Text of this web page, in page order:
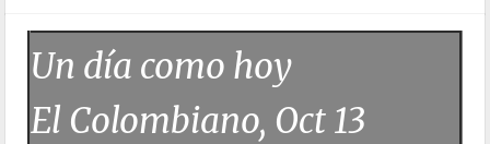
Un día como hoy
El Colombiano, Oct 13